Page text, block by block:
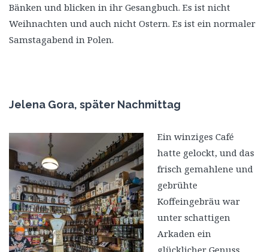
Bänken und blicken in ihr Gesangbuch. Es ist nicht
Weihnachten und auch nicht Ostern. Es ist ein normaler
Samstagabend in Polen.
Jelena Gora, später Nachmittag
Ein winziges Café
hatte gelockt, und das
frisch gemahlene und
gebrühte
Koffeingebräu war
unter schattigen
Arkaden ein
glücklicher Genuss